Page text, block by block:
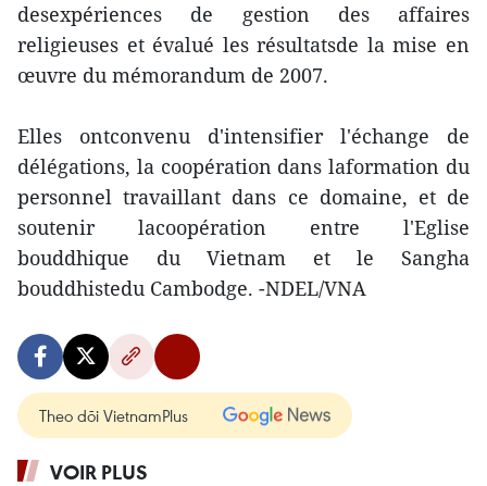
desexpériences de gestion des affaires
religieuses et évalué les résultatsde la mise en
œuvre du mémorandum de 2007.
Elles ontconvenu d'intensifier l'échange de
délégations, la coopération dans laformation du
personnel travaillant dans ce domaine, et de
soutenir lacoopération entre l'Eglise
bouddhique du Vietnam et le Sangha
bouddhistedu Cambodge. -NDEL/VNA
Theo dõi VietnamPlus
VOIR PLUS